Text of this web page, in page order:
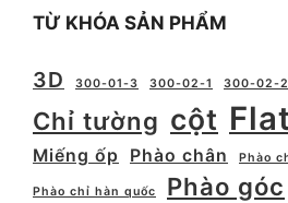
TỪ KHÓA SẢN PHẨM
3D 300-01-3 300-02-1 300-02-2
Chỉ tường cột Flat
Miếng ốp
Phào chân Phào
Phào chỉ hàn quốc Phào góc